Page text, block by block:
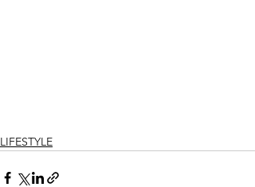
LIFESTYLE